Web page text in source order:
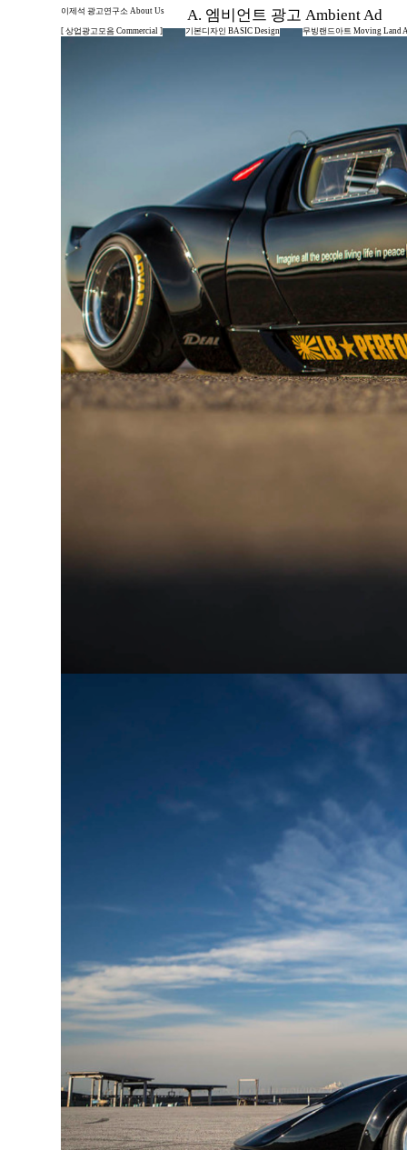
이제석 광고연구소 About Us A. 엠비언트 광고 Ambient Ad
[ 상업광고모음 Commercial ] 기본디자인 BASIC Design 무빙랜드아트 Moving Land